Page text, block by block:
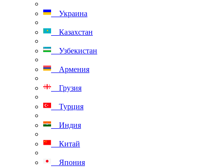
Украина
Казахстан
Узбекистан
Армения
Грузия
Турция
Индия
Китай
Япония